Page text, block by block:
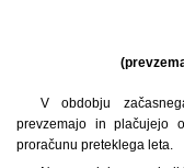
V obdobju
prevzemajo in plačujejo
proračunu preteklega leta.